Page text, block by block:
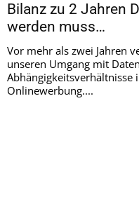
Bilanz zu 2 Jahren
werden muss…
Vor mehr als zwei Jahren
unseren Umgang mit
Onlinewerbung....